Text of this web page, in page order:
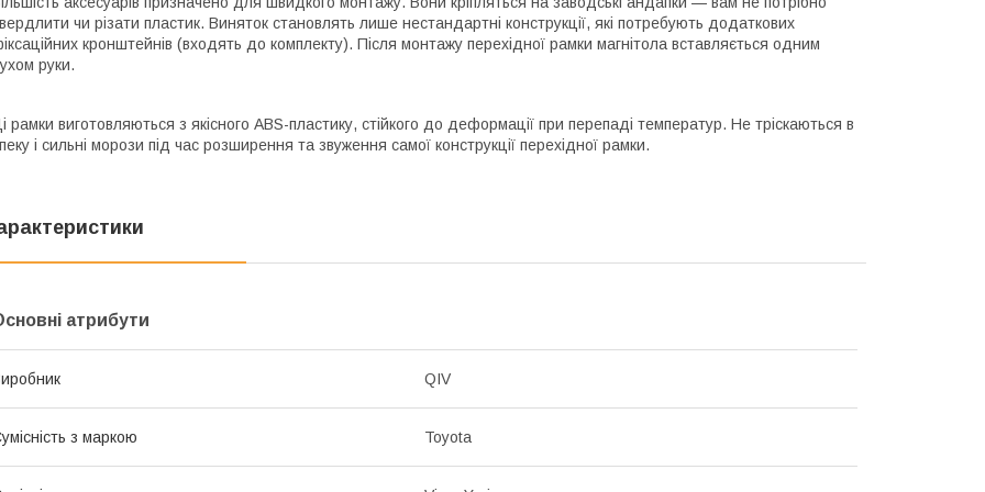
чи різати пластик. Виняток становлять лише нестандартні конструкції, які потребують додаткових
кронштейнів (входять до комплекту). Після монтажу перехідної рамки магнітола вставляється одним
руки.
рамки виготовляються з якісного ABS-пластику, стійкого до деформації при перепаді температур. Не тріскаються в
і сильні морози під час розширення та звуження самої конструкції перехідної рамки.
атрибути
QIV
з маркою Toyota